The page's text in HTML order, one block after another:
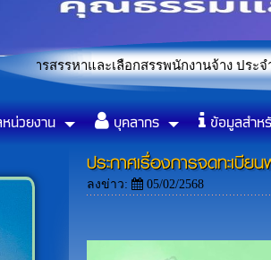
« ข้อบัญญัติองค์การบริหารส่วนตำบลหน
ะเลือกสรรพนักงานจ้าง ประจำปีงบประมาณ
น่วยงาน บุคลากร ข้อมูลสำห
ประกาศเรื่องการจดทะเบี
ลงข่าว: 05/02/2568